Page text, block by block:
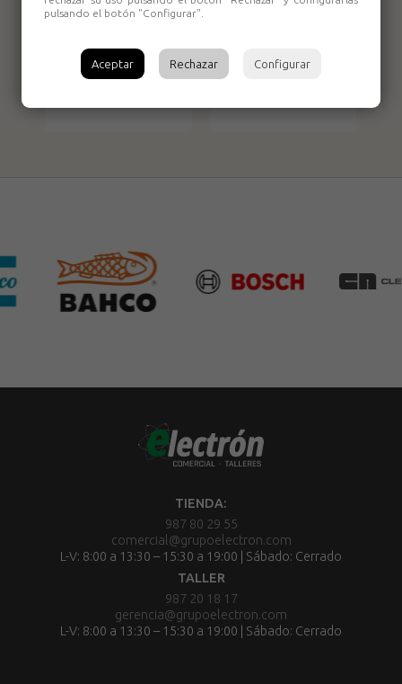
Tijera electricista
Stahlwille 13148
Kit tijera + Navaja
TIENDA:
987 80 29 55
comercial@grupoelectron.com
L-V: 8:00 a 13:30 – 15:30 a 19:00 | Sábado: Cerrado
TALLER
987 20 18 17
gerencia@grupoelectron.com
L-V: 8:00 a 13:30 – 15:30 a 19:00 | Sábado: Cerrado
pulsando el botón "Configurar".
Aceptar Rechazar Configurar